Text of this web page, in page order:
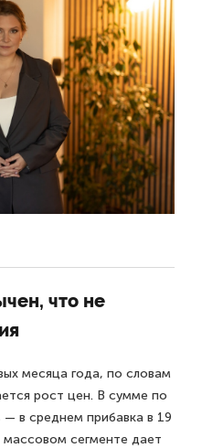
что не
месяца года, по словам
рост цен. В сумме по
в среднем прибавка в 19
массовом сегменте дает